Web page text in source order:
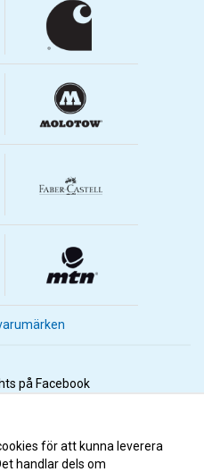
på Facebook
på Instagram
på Youtube
för att kunna leverera
handlar dels om